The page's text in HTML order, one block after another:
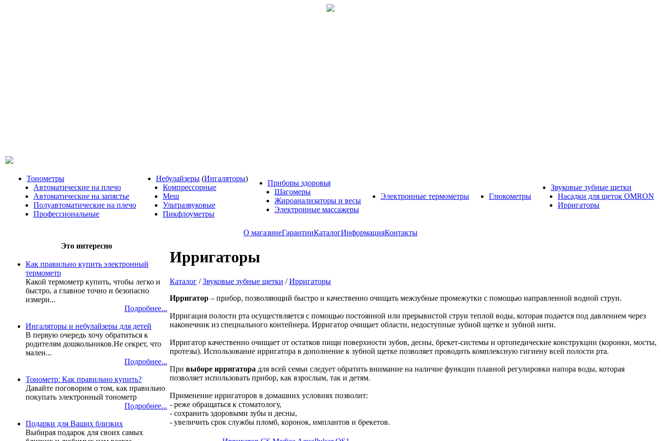
Тонометры
Автоматические на плечо
Автоматические на запястье
Полуавтоматические на плечо
Профессиональные
Небулайзеры (Ингаляторы)
Компрессорные
Меш
Ультразвуковые
Пикфлоуметры
Приборы здоровья
Шагомеры
Жироанализаторы и весы
Электронные массажеры
Электронные термометры Глюкометры
Звуковые зубные щетки
Насадки для щеток OMRON
Ирригаторы
О магазинеГарантииКаталогИнформацияКонтакты
Это интересно
Как правильно купить электронный
термометр
Какой термометр купить, чтобы легко и
быстро, а главное точно и безопасно
измери...
Подробнее...
Ингаляторы и небулайзеры для детей
В первую очередь хочу обратиться к
родителям дошкольников.Не секрет, что
мален...
Подробнее...
Тонометр: Как правильно купить?
Давайте поговорим о том, как правильно
покупать электронный тонометр
Подробнее...
Подарки для Ваших близких
Выбирая подарок для своих самых
Ирригаторы
Каталог /Звуковые зубные щетки /Ирригаторы
Ирригатор – прибор, позволяющий быстро и качественно очищать межзубные промежутки с помощью направленной водной струи.
Ирригация полости рта осуществляется с помощью постоянной или прерывистой струи теплой воды, которая подается под давлением через
наконечник из специального контейнера. Ирригатор очищает области, недоступные зубной щетке и зубной нити.
Ирригатор качественно очищает от остатков пищи поверхности зубов, десны, брекет-системы и ортопедические конструкции (коронки, мосты,
протезы). Использование ирригатора в дополнение к зубной щетке позволяет проводить комплексную гигиену всей полости рта.
При выборе ирригатора для всей семьи следует обратить внимание на наличие функции плавной регулировки напора воды, которая
позволяет использовать прибор, как взрослым, так и детям.
Применение ирригаторов в домашних условиях позволит:
- реже обращаться к стоматологу,
- сохранить здоровыми зубы и десны,
- увеличить срок службы пломб, коронок, имплантов и брекетов.